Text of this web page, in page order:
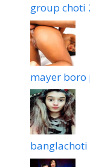
group choti
mayer boro
banglachoti